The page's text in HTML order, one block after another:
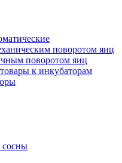
поворотом яиц
поворотом яиц
к инкубаторам
сосны